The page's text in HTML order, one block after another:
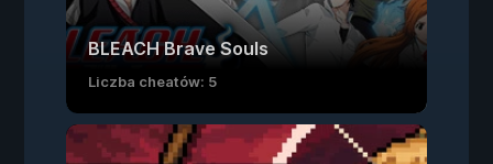
BLEACH Brave Souls
Liczba cheatów: 5